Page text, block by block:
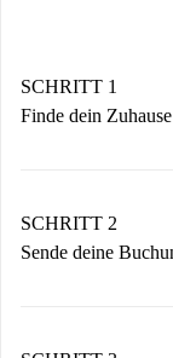
SCHRITT 1
Finde dein Zuhause
Du erhältst
SCHRITT 2
Sende deine